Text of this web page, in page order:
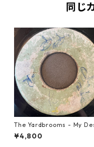
同じ
The Yardbrooms - My
e【7-21922】
¥4,800